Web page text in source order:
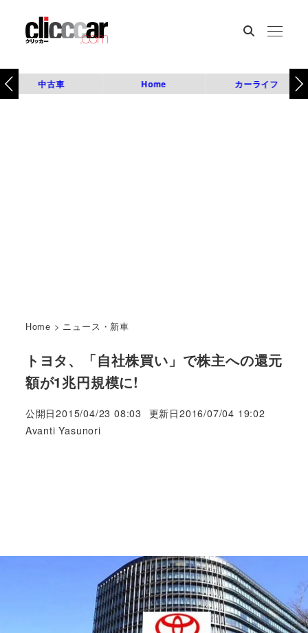
中古車 Home カーライフ
Home > ニュース・新車
トヨタ、「自社株買い」で株主への還元
額が1兆円規模に!
公開日2015/04/23 08:03 更新日2016/07/04 19:02
著
Avanti Yasunori